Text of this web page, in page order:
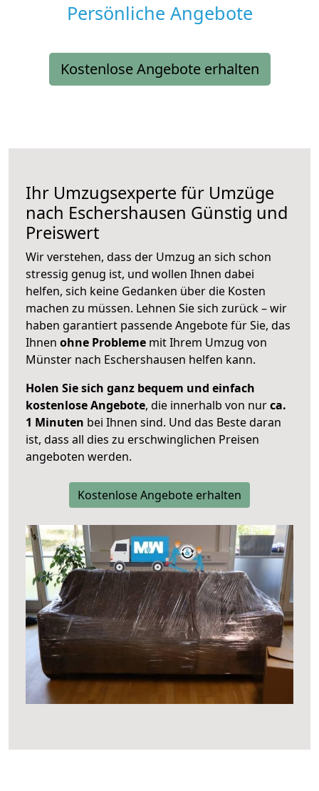
Persönliche Angebote
Kostenlose Angebote erhalten
Ihr Umzugsexperte für Umzüge
nach Eschershausen Günstig und
Preiswert
Wir verstehen, dass der Umzug an sich schon
stressig genug ist, und wollen Ihnen dabei
helfen, sich keine Gedanken über die Kosten
machen zu müssen. Lehnen Sie sich zurück – wir
haben garantiert passende Angebote für Sie, das
Ihnen ohne Probleme mit Ihrem Umzug von
Münster nach Eschershausen helfen kann.
Holen Sie sich ganz bequem und einfach
kostenlose Angebote, die innerhalb von nurca.
1 Minuten bei Ihnen sind. Und das Beste daran
ist, dass all dies zu erschwinglichen Preisen
angeboten werden.
Kostenlose Angebote erhalten